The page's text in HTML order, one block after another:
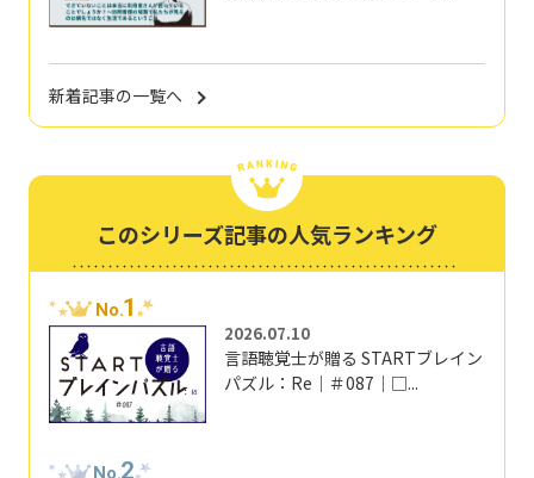
新着記事の一覧へ
このシリーズ記事の人気ランキング
No.1
2026.07.10
言語聴覚士が贈る STARTブレイン
パズル：Re｜＃087｜□...
No.2